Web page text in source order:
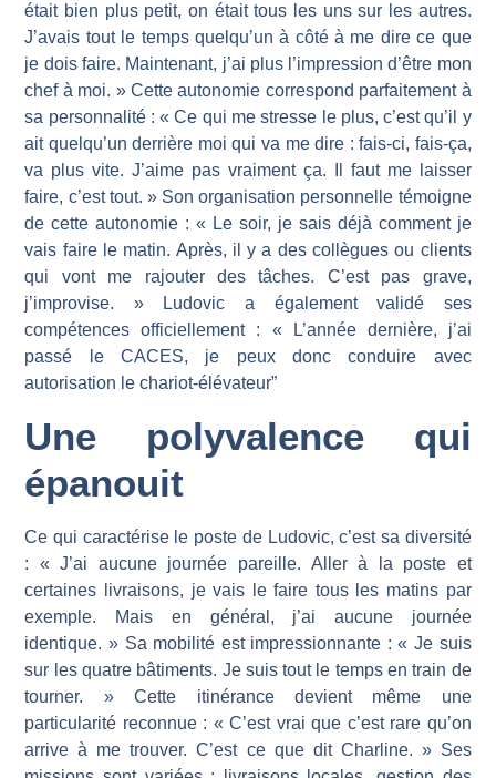
était bien plus petit, on était tous les uns sur les autres.
J’avais tout le temps quelqu’un à côté à me dire ce que
je dois faire. Maintenant, j’ai plus l’impression d’être mon
chef à moi. » Cette autonomie correspond parfaitement à
sa personnalité : « Ce qui me stresse le plus, c’est qu’il y
ait quelqu’un derrière moi qui va me dire : fais-ci, fais-ça,
va plus vite. J’aime pas vraiment ça. Il faut me laisser
faire, c’est tout. » Son organisation personnelle témoigne
de cette autonomie : « Le soir, je sais déjà comment je
vais faire le matin. Après, il y a des collègues ou clients
qui vont me rajouter des tâches. C’est pas grave,
j’improvise. » Ludovic a également validé ses
compétences officiellement : « L’année dernière, j’ai
passé le CACES, je peux donc conduire avec
autorisation le chariot-élévateur”
Une polyvalence qui
épanouit
Ce qui caractérise le poste de Ludovic, c’est sa diversité
: « J’ai aucune journée pareille. Aller à la poste et
certaines livraisons, je vais le faire tous les matins par
exemple. Mais en général, j’ai aucune journée
identique. » Sa mobilité est impressionnante : « Je suis
sur les quatre bâtiments. Je suis tout le temps en train de
tourner. » Cette itinérance devient même une
particularité reconnue : « C’est vrai que c’est rare qu’on
arrive à me trouver. C’est ce que dit Charline. » Ses